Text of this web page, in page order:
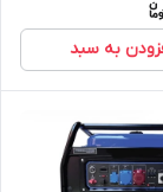
به سبد